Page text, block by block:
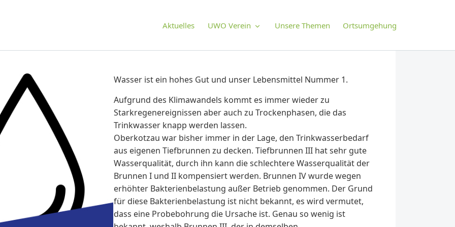
Aktuelles UWO Verein Unsere Themen Ortsumgehung
Wasser ist ein hohes Gut und unser Lebensmittel Nummer 1.
Aufgrund des Klimawandels kommt es immer wieder zu
Starkregenereignissen aber auch zu Trockenphasen, die das
Trinkwasser knapp werden lassen.
Oberkotzau war bisher immer in der Lage, den Trinkwasserbedarf
aus eigenen Tiefbrunnen zu decken. Tiefbrunnen III hat sehr gute
Wasserqualität, durch ihn kann die schlechtere Wasserqualität der
Brunnen I und II kompensiert werden. Brunnen IV wurde wegen
erhöhter Bakterienbelastung außer Betrieb genommen. Der Grund
für diese Bakterienbelastung ist nicht bekannt, es wird vermutet,
dass eine Probebohrung die Ursache ist. Genau so wenig ist